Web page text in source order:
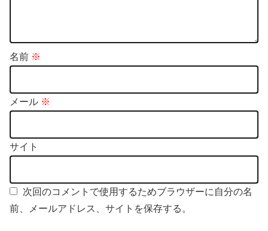
名前 ※
メール ※
サイト
次回のコメントで使用するためブラウザーに自分の名
前、メールアドレス、サイトを保存する。